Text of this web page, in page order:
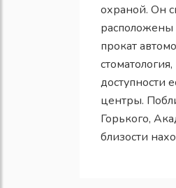
охраной. Он
расположены
прокат
доступности
центры.
Горького,
близости